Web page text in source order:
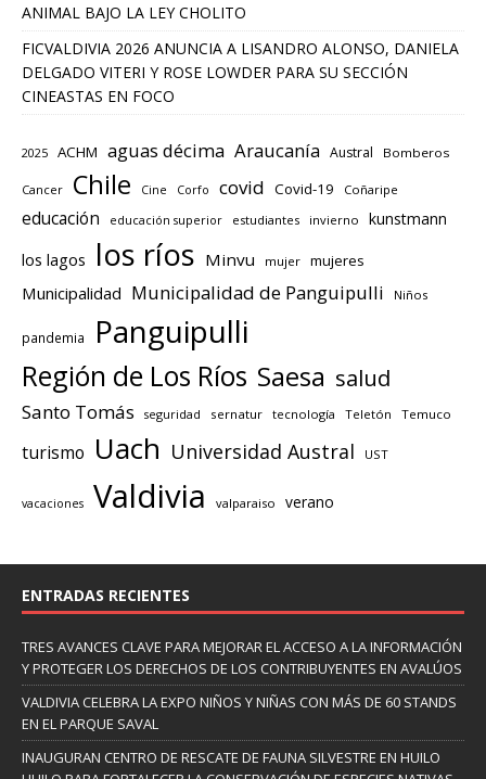
ANIMAL BAJO LA LEY CHOLITO
FICVALDIVIA 2026 ANUNCIA A LISANDRO ALONSO, DANIELA
DELGADO VITERI Y ROSE LOWDER PARA SU SECCIÓN
CINEASTAS EN FOCO
2025 ACHM aguas décima Araucanía Austral Bomberos
Cancer Chile Cine Corfo covid Covid-19 Coñaripe
educación educación superior estudiantes invierno kunstmann
los lagos los ríos Minvu mujer mujeres
Municipalidad Municipalidad de Panguipulli Niños
pandemia Panguipulli
Región de Los Ríos Saesa salud
Santo Tomás seguridad sernatur tecnología Teletón Temuco
turismo Uach Universidad Austral UST
vacaciones Valdivia valparaiso verano
ENTRADAS RECIENTES
TRES AVANCES CLAVE PARA MEJORAR EL ACCESO A LA INFORMACIÓN
Y PROTEGER LOS DERECHOS DE LOS CONTRIBUYENTES EN AVALÚOS
VALDIVIA CELEBRA LA EXPO NIÑOS Y NIÑAS CON MÁS DE 60 STANDS
EN EL PARQUE SAVAL
INAUGURAN CENTRO DE RESCATE DE FAUNA SILVESTRE EN HUILO